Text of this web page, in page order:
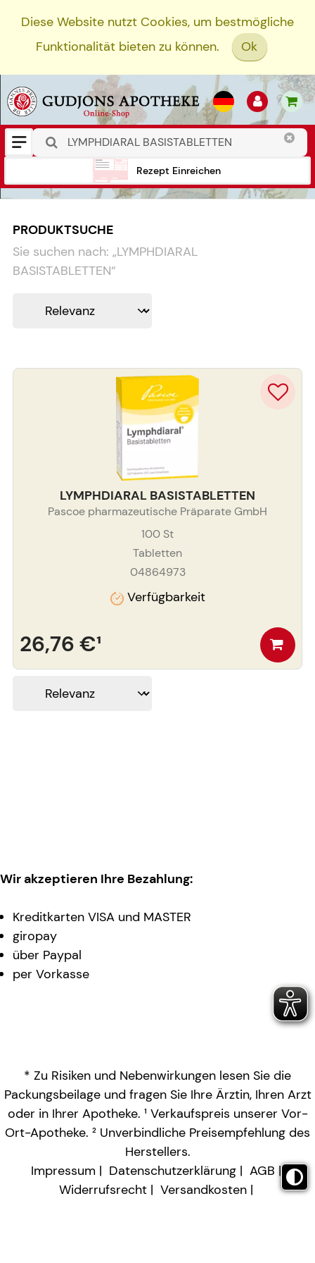
Diese Website nutzt Cookies, um bestmögliche
Funktionalität bieten zu können.
Ok
Rezept Einreichen
PRODUKTSUCHE
Sie suchen nach: „LYMPHDIARAL
BASISTABLETTEN“
LYMPHDIARAL BASISTABLETTEN
Pascoe pharmazeutische Präparate GmbH
100 St
Tabletten
04864973
Verfügbarkeit
26,76 €¹
Wir akzeptieren Ihre Bezahlung:
Kreditkarten VISA und MASTER
giropay
über Paypal
per Vorkasse
* Zu Risiken und Nebenwirkungen lesen Sie die
Packungsbeilage und fragen Sie Ihre Ärztin, Ihren Arzt
oder in Ihrer Apotheke. ¹ Verkaufspreis unserer Vor-
Ort-Apotheke. ² Unverbindliche Preisempfehlung des
Herstellers.
Impressum
Datenschutzerklärung
AGB
Widerrufsrecht
Versandkosten